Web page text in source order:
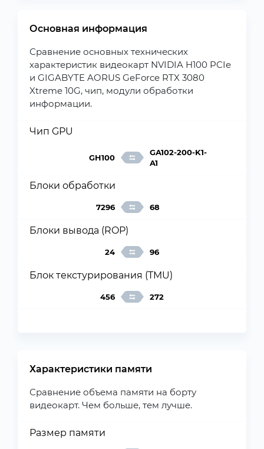
Основная информация
Сравнение основных технических
характеристик видеокарт NVIDIA H100 PCIe
и GIGABYTE AORUS GeForce RTX 3080
Xtreme 10G, чип, модули обработки
информации.
Чип GPU
GH100
GA102-200-K1-
A1
Блоки обработки
7296 68
Блоки вывода (ROP)
24 96
Блок текстурирования (TMU)
456 272
Характеристики памяти
Сравнение объема памяти на борту
видеокарт. Чем больше, тем лучше.
Размер памяти